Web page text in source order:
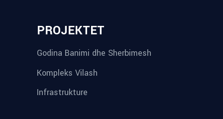
PROJEKTET
Godina Banimi dhe Sherbimesh
Kompleks Vilash
Infrastrukture